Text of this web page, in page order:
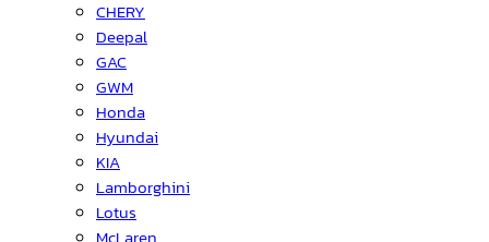
CHERY
Deepal
GAC
GWM
Honda
Hyundai
KIA
Lamborghini
Lotus